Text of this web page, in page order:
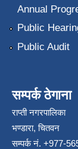
Annual
Public
Public Audit
सम्पर्क ठेगाना
राप्ती नगरपालिका
भण्डारा, चितवन
सम्पर्क नं. +977-